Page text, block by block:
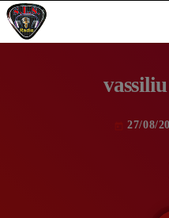
27/08/